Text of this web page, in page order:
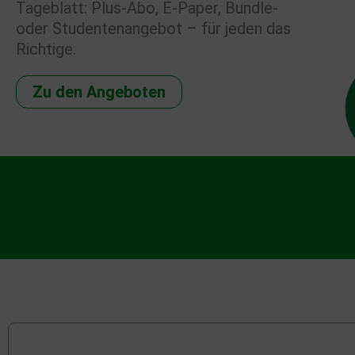
Tageblatt: Plus-Abo, E-Paper, Bundle-
oder Studentenangebot – für jeden das
Richtige.
Zu den Angeboten